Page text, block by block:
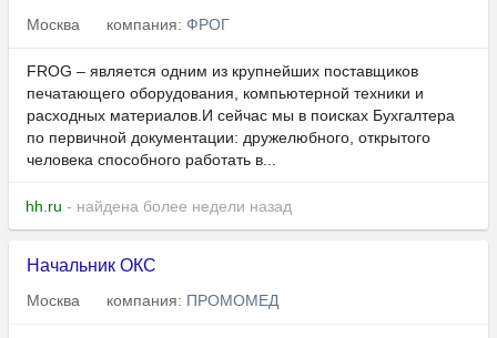
Москва компания: ФРОГ
FROG – является одним из крупнейших поставщиков
печатающего оборудования, компьютерной техники и
расходных материалов.И сейчас мы в поисках Бухгалтера
по первичной документации: дружелюбного, открытого
человека способного работать в...
hh.ru - найдена более недели назад
Начальник ОКС
Москва компания: ПРОМОМЕД